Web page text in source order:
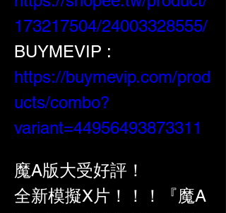
173217504/24003328555/
https://buymevip.com/prod
ucts/combo?
variant=44956493873311
魔A版大受好評！
全新模擬X片！！！『魔A